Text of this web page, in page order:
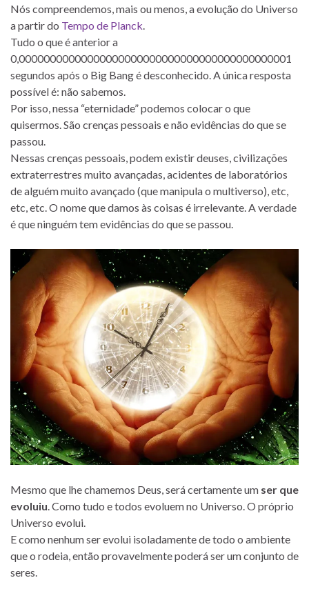
Nós compreendemos, mais ou menos, a evolução do Universo
a partir do Tempo de Planck
Tudo o que é anterior a
0,00000000000000000000000000000000000000000001
segundos após o Big Bang é desconhecido. A única resposta
possível é: não sabemos.
Por isso, nessa “eternidade” podemos colocar o que
quisermos. São crenças pessoais e não evidências do que se
passou.
Nessas crenças pessoais, podem existir deuses, civilizações
extraterrestres muito avançadas, acidentes de laboratórios
de alguém muito avançado (que manipula o multiverso), etc,
etc, etc. O nome que damos às coisas é irrelevante. A verdade
é que ninguém tem evidências do que se passou.
Mesmo que lhe chamemos Deus, será certamente um ser que
evoluiu. Como tudo e todos evoluem no Universo. O próprio
Universo evolui.
E como nenhum ser evolui isoladamente de todo o ambiente
que o rodeia, então provavelmente poderá ser um conjunto de
seres.